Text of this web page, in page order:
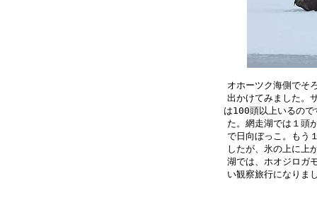
オホーツク海側でそ
出かけてみました。
は100頭以上いるの
た。網走湖では１頭
で日向ぼっこ。もう
したが、氷の上に上
湖では、ホオジロガ